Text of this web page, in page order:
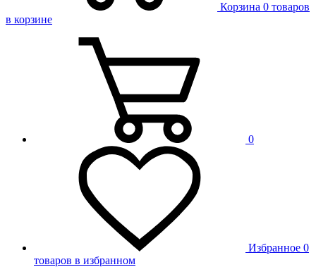
Корзина 0 товаров
в корзине
0
Избранное 0
товаров в избранном